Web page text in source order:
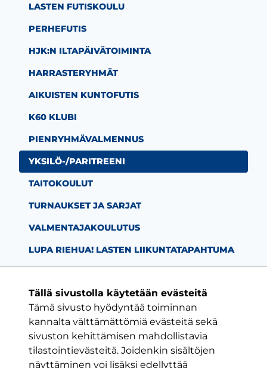
Tällä sivustolla käytetään evästeitä
Tämä sivusto hyödyntää toiminnan
kannalta välttämättömiä evästeitä sekä
sivuston kehittämisen mahdollistavia
tilastointievästeitä. Joidenkin sisältöjen
näyttäminen voi lisäksi edellyttää
LASTEN FUTISKOULU
PERHEFUTIS
HJK:N ILTAPÄIVÄTOIMINTA
HARRASTERYHMÄT
AIKUISTEN KUNTOFUTIS
K60 KLUBI
PIENRYHMÄVALMENNUS
YKSILÖ-/PARITREENI
TAITOKOULUT
TURNAUKSET JA SARJAT
VALMENTAJAKOULUTUS
LUPA RIEHUA! LASTEN LIIKUNTATAPAHTUMA
Facebook-sivu
Twitter-sivu
Instagram-
ON VAIN YKSI KLUBI